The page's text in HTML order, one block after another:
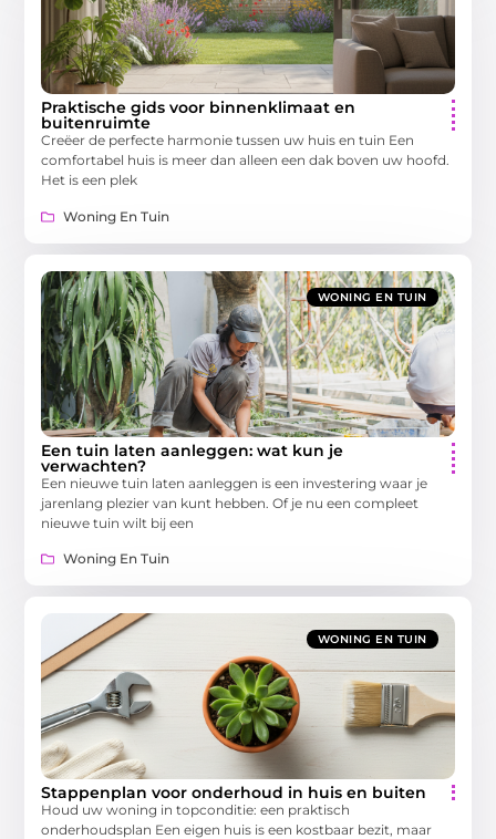
Praktische gids voor binnenklimaat en
buitenruimte
Creëer de perfecte harmonie tussen uw huis en tuin Een
comfortabel huis is meer dan alleen een dak boven uw hoofd.
Het is een plek
Woning En Tuin
WONING EN TUIN
Een tuin laten aanleggen: wat kun je
verwachten?
Een nieuwe tuin laten aanleggen is een investering waar je
jarenlang plezier van kunt hebben. Of je nu een compleet
nieuwe tuin wilt bij een
Woning En Tuin
WONING EN TUIN
Stappenplan voor onderhoud in huis en buiten
Houd uw woning in topconditie: een praktisch
onderhoudsplan Een eigen huis is een kostbaar bezit, maar